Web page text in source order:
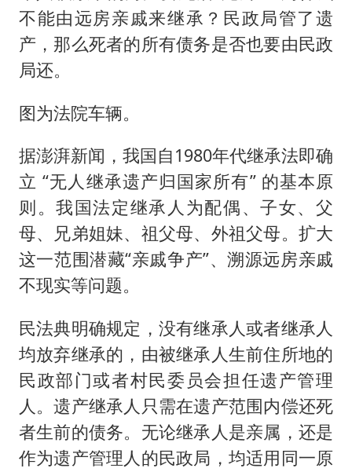
不能由远房亲戚来继承？民政局管了遗
产，那么死者的所有债务是否也要由民政
局还。
图为法院车辆。
据澎湃新闻，我国自1980年代继承法即确
立 “无人继承遗产归国家所有” 的基本原
则。我国法定继承人为配偶、子女、父
母、兄弟姐妹、祖父母、外祖父母。扩大
这一范围潜藏“亲戚争产”、溯源远房亲戚
不现实等问题。
民法典明确规定，没有继承人或者继承人
均放弃继承的，由被继承人生前住所地的
民政部门或者村民委员会担任遗产管理
人。遗产继承人只需在遗产范围内偿还死
者生前的债务。无论继承人是亲属，还是
作为遗产管理人的民政局，均适用同一原